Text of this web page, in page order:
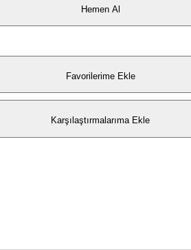
Hemen Al
Favorilerime Ekle
Karşılaştırmalarıma Ekle